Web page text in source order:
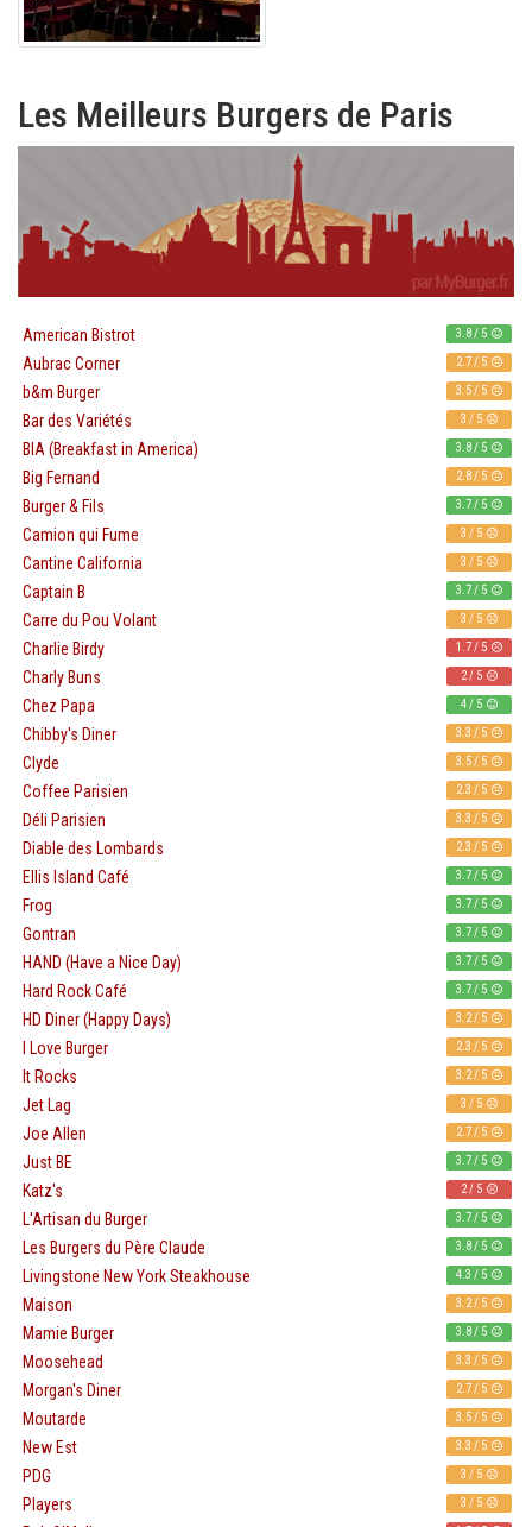
Les Meilleurs Burgers de Paris
3.8 / 5
American Bistrot
2.7 / 5
Aubrac Corner
3.5 / 5
b&m Burger
3 / 5
Bar des Variétés
3.8 / 5
BIA (Breakfast in America)
2.8 / 5
Big Fernand
3.7 / 5
Burger & Fils
3 / 5
Camion qui Fume
3 / 5
Cantine California
3.7 / 5
Captain B
3 / 5
Carre du Pou Volant
1.7 / 5
Charlie Birdy
2 / 5
Charly Buns
4 / 5
Chez Papa
3.3 / 5
Chibby's Diner
3.5 / 5
Clyde
2.3 / 5
Coffee Parisien
3.3 / 5
Déli Parisien
2.3 / 5
Diable des Lombards
3.7 / 5
Ellis Island Café
3.7 / 5
Frog
3.7 / 5
Gontran
3.7 / 5
HAND (Have a Nice Day)
3.7 / 5
Hard Rock Café
3.2 / 5
HD Diner (Happy Days)
2.3 / 5
I Love Burger
3.2 / 5
It Rocks
3 / 5
Jet Lag
2.7 / 5
Joe Allen
3.7 / 5
Just BE
2 / 5
Katz's
3.7 / 5
L'Artisan du Burger
3.8 / 5
Les Burgers du Père Claude
4.3 / 5
Livingstone New York Steakhouse
3.2 / 5
Maison
3.8 / 5
Mamie Burger
3.3 / 5
Moosehead
2.7 / 5
Morgan's Diner
3.5 / 5
Moutarde
3.3 / 5
New Est
3 / 5
PDG
3 / 5
Players